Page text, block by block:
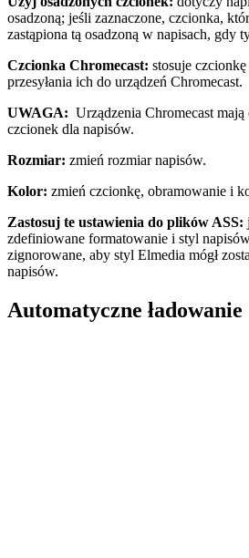
osadzoną; jeśli zaznaczone, czcionka,
zastąpiona tą osadzoną w napisach, gdy
Czcionka Chromecast: stosuje
przesyłania ich do urządzeń Chromecast.
UWAGA: Urządzenia Chromecast
czcionek dla napisów.
Rozmiar: zmień rozmiar napisów.
Kolor: zmień czcionkę, obramowanie i
Zastosuj te ustawienia do plików ASS:
zdefiniowane formatowanie i styl
zignorowane, aby styl Elmedia mógł
napisów.
Automatyczne ładowanie